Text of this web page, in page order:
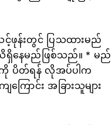
ဖုန်းတွင် ပြသထားမည်
ရှိနေမည်ဖြစ်သည်။ * မည်
ပိတ်ရန် လိုအပ်ပါက
ောင်း အခြားသူများ